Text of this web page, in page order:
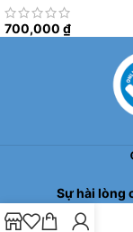
700,000 ₫
Sự hài lòng